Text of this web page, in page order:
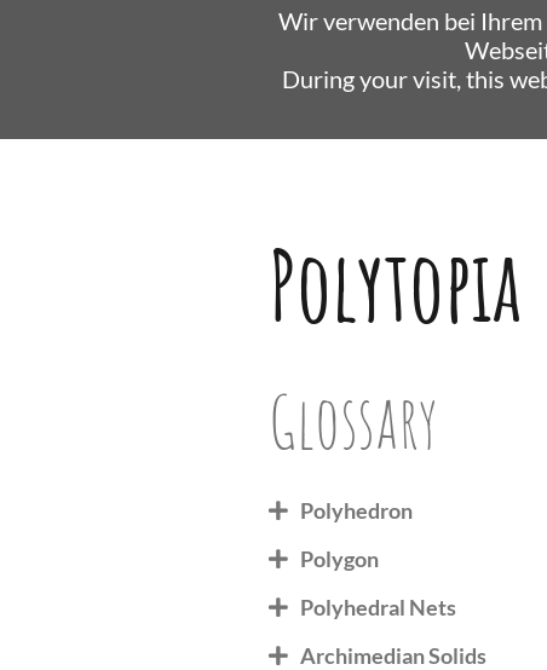
Wir verwenden bei
During your visit, this
Polytopia
Glossary
Polyhedron
Polygon
Polyhedral Nets
Archimedian Solids